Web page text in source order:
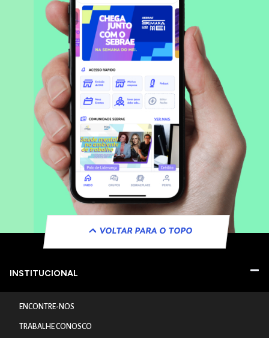
VOLTAR PARA O TOPO
INSTITUCIONAL
ENCONTRE-NOS
TRABALHE CONOSCO